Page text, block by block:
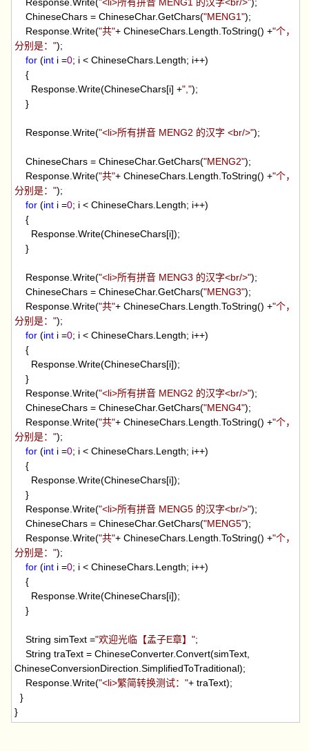
ChineseChars= ChineseChar.GetChars("MENG1");
Response.Write("共"+ ChineseChars.Length.ToString()+"个，
分别是：");
for (int i=0; i< ChineseChars.Length; i++)
{
Response.Write(ChineseChars[i]+" ,");
}
Response.Write("<li>所有拼音 MENG2 的汉字 <br/>");
ChineseChars= ChineseChar.GetChars("MENG2");
Response.Write("共"+ ChineseChars.Length.ToString()+"个，
分别是：");
for (int i=0; i< ChineseChars.Length; i++)
{
Response.Write(ChineseChars[i]);
}
Response.Write("<li>所有拼音 MENG3 的汉字<br/>");
ChineseChars= ChineseChar.GetChars("MENG3");
Response.Write("共"+ ChineseChars.Length.ToString()+"个，
分别是：");
for (int i=0; i< ChineseChars.Length; i++)
{
Response.Write(ChineseChars[i]);
}
Response.Write("<li>所有拼音 MENG2 的汉字<br/>");
ChineseChars= ChineseChar.GetChars("MENG4");
Response.Write("共"+ ChineseChars.Length.ToString()+"个，
分别是：");
for (int i=0; i< ChineseChars.Length; i++)
{
Response.Write(ChineseChars[i]);
}
Response.Write("<li>所有拼音 MENG5 的汉字<br/>");
ChineseChars= ChineseChar.GetChars("MENG5");
Response.Write("共"+ ChineseChars.Length.ToString()+"个，
分别是：");
for (int i=0; i< ChineseChars.Length; i++)
{
Response.Write(ChineseChars[i]);
}
String simText="欢迎光临【孟子E章】";
String traText= ChineseConverter.Convert(simText,
ChineseConversionDirection.SimplifiedToTraditional);
Response.Write("<li>繁简转换测试："+ traText);
}
}